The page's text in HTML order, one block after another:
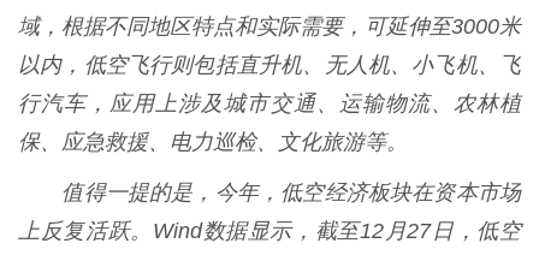
域，根据不同地区特点和实际需要，可延伸至3000米
以内，低空飞行则包括直升机、无人机、小飞机、飞
行汽车，应用上涉及城市交通、运输物流、农林植
保、应急救援、电力巡检、文化旅游等。
值得一提的是，今年，低空经济板块在资本市场
上反复活跃。Wind数据显示，截至12月27日，低空